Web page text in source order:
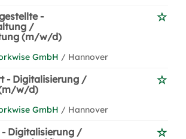
-
/
(m/w/d)
GmbH / Hannover
- Digitalisierung /
w/d)
GmbH / Hannover
- Digitalisierung /